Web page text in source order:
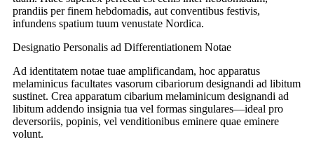
prandiis per finem hebdomadis, aut conventibus festivis,
infundens spatium tuum venustate Nordica.
Designatio Personalis ad Differentiationem Notae
Ad identitatem notae tuae amplificandam, hoc apparatus
melaminicus facultates vasorum cibariorum designandi ad libitum
sustinet. Crea apparatum cibarium melaminicum designandi ad
libitum addendo insignia tua vel formas singulares—ideal pro
deversoriis, popinis, vel venditionibus eminere quae eminere
volunt.